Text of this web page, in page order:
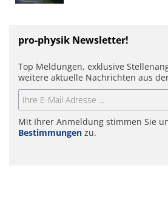
pro-physik Newsletter!
Top Meldungen, exklusive
weitere aktuelle Nachrichten aus
Mit Ihrer Anmeldung stimmen Sie
Bestimmungen zu.